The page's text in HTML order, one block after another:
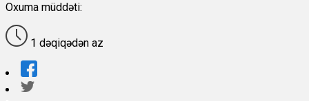
Oxuma müddəti:
1 dəqiqədən az